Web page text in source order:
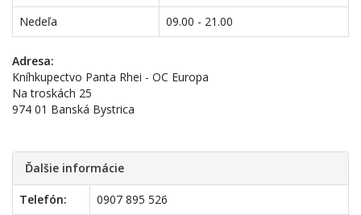
Nedeľa
09.00 - 21.00
Adresa:
Kníhkupectvo Panta Rhei - OC Europa
Na troskách 25
974 01 Banská Bystrica
Ďalšie informácie
Telefón:
0907 895 526